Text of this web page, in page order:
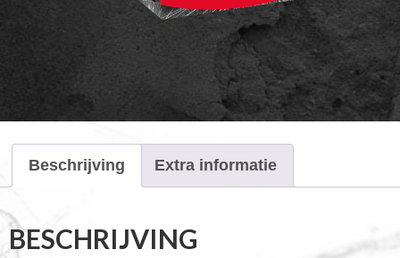
Beschrijving Extra informatie
BESCHRIJVING